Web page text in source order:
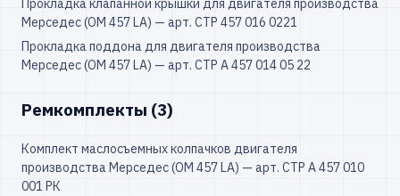
Прокладка клапанной крышки для двигателя производства
Мерседес (ОМ 457 LA) — арт. СТР 457 016 0221
Прокладка поддона для двигателя производства
Мерседес (ОМ 457 LA) — арт. СТР А 457 014 05 22
Ремкомплекты (3)
Комплект маслосъемных колпачков двигателя
производства Мерседес (OM 457 LA) — арт. СТР А 457 010
001 РК